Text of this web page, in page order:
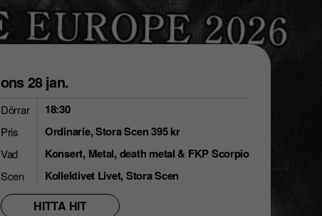
ons 28 jan.
Dörrar 18:30
Pris Ordinarie, Stora Scen 395 kr
Vad Konsert, Metal, death metal & FKP Scorpio
Scen Kollektivet Livet, Stora Scen
HITTA HIT